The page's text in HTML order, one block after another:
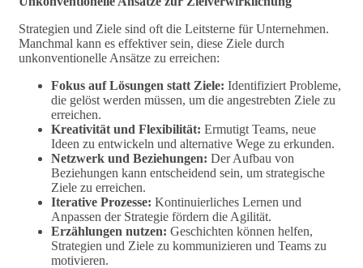
Strategien und Ziele sind oft die Leitsterne für Unternehmen.
Manchmal kann es effektiver sein, diese Ziele durch
unkonventionelle Ansätze zu erreichen:
Fokus auf Lösungen statt Ziele: Identifiziert Probleme,
die gelöst werden müssen, um die angestrebten Ziele zu
erreichen.
Kreativität und Flexibilität: Ermutigt Teams, neue
Ideen zu entwickeln und alternative Wege zu erkunden.
Netzwerk und Beziehungen: Der Aufbau von
Beziehungen kann entscheidend sein, um strategische
Ziele zu erreichen.
Iterative Prozesse: Kontinuierliches Lernen und
Anpassen der Strategie fördern die Agilität.
Erzählungen nutzen: Geschichten können helfen,
Strategien und Ziele zu kommunizieren und Teams zu
motivieren.